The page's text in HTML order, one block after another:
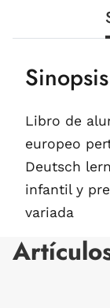
Sinopsis
Libro de
europeo
Deutsch
infantil y
variada